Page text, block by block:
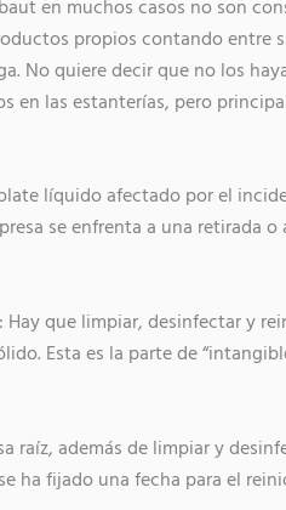
en muchos casos no son
propios contando entre
No quiere decir que no los
en las estanterías, pero
líquido afectado por el
se enfrenta a una retirada o
que limpiar, desinfectar y
Esta es la parte de
raíz, además de limpiar y
ha fijado una fecha para el